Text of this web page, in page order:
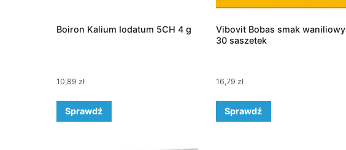
Boiron Kalium Iodatum 5CH 4 g
10,89 zł
Sprawdź
Vibovit Bobas smak waniliowy
30 saszetek
16,79 zł
Sprawdź